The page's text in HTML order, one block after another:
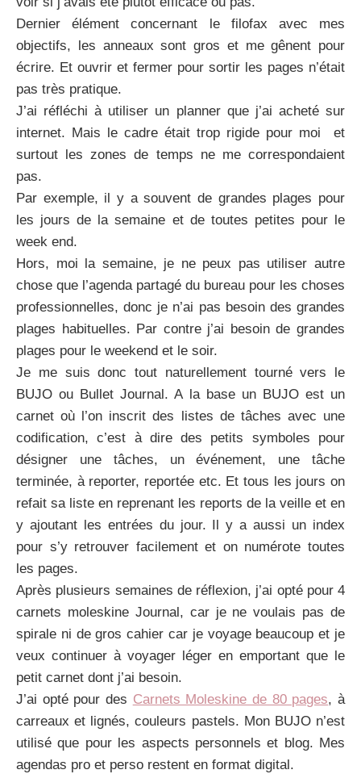
Dernier élément concernant le filofax avec mes
objectifs, les anneaux sont gros et me gênent pour
écrire. Et ouvrir et fermer pour sortir les pages n’était
pas très pratique.
J’ai réfléchi à utiliser un planner que j’ai acheté sur
internet. Mais le cadre était trop rigide pour moi et
surtout les zones de temps ne me correspondaient
pas.
Par exemple, il y a souvent de grandes plages pour
les jours de la semaine et de toutes petites pour le
week end.
Hors, moi la semaine, je ne peux pas utiliser autre
chose que l’agenda partagé du bureau pour les choses
professionnelles, donc je n’ai pas besoin des grandes
plages habituelles. Par contre j’ai besoin de grandes
plages pour le weekend et le soir.
Je me suis donc tout naturellement tourné vers le
BUJO ou Bullet Journal. A la base un BUJO est un
carnet où l’on inscrit des listes de tâches avec une
codification, c’est à dire des petits symboles pour
désigner une tâches, un événement, une tâche
terminée, à reporter, reportée etc. Et tous les jours on
refait sa liste en reprenant les reports de la veille et en
y ajoutant les entrées du jour. Il y a aussi un index
pour s’y retrouver facilement et on numérote toutes
les pages.
Après plusieurs semaines de réflexion, j’ai opté pour 4
carnets moleskine Journal, car je ne voulais pas de
spirale ni de gros cahier car je voyage beaucoup et je
veux continuer à voyager léger en emportant que le
petit carnet dont j’ai besoin.
J’ai opté pour des Carnets Moleskine de 80 pages, à
carreaux et lignés, couleurs pastels. Mon BUJO n’est
utilisé que pour les aspects personnels et blog. Mes
agendas pro et perso restent en format digital.